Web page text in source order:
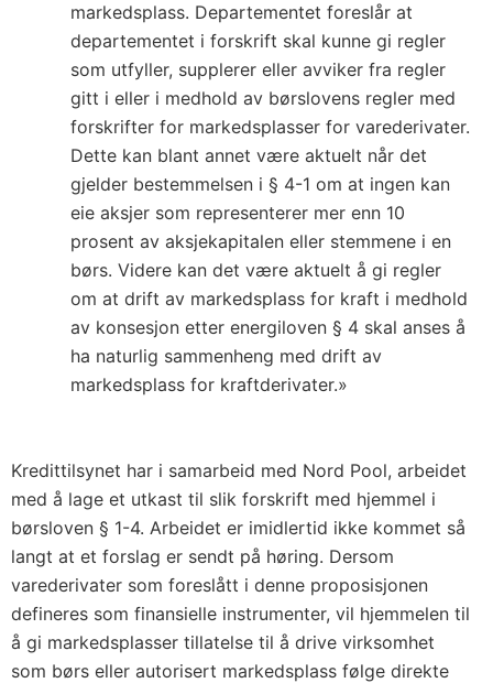
markedsplass. Departementet foreslår at
departementet i forskrift skal kunne gi regler
som utfyller, supplerer eller avviker fra regler
gitt i eller i medhold av børslovens regler med
forskrifter for markedsplasser for varederivater.
Dette kan blant annet være aktuelt når det
gjelder bestemmelsen i § 4-1 om at ingen kan
eie aksjer som representerer mer enn 10
prosent av aksjekapitalen eller stemmene i en
børs. Videre kan det være aktuelt å gi regler
om at drift av markedsplass for kraft i medhold
av konsesjon etter energiloven § 4 skal anses å
ha naturlig sammenheng med drift av
markedsplass for kraftderivater.»
Kredittilsynet har i samarbeid med Nord Pool, arbeidet
med å lage et utkast til slik forskrift med hjemmel i
børsloven § 1-4. Arbeidet er imidlertid ikke kommet så
langt at et forslag er sendt på høring. Dersom
varederivater som foreslått i denne proposisjonen
defineres som finansielle instrumenter, vil hjemmelen til
å gi markedsplasser tillatelse til å drive virksomhet
som børs eller autorisert markedsplass følge direkte